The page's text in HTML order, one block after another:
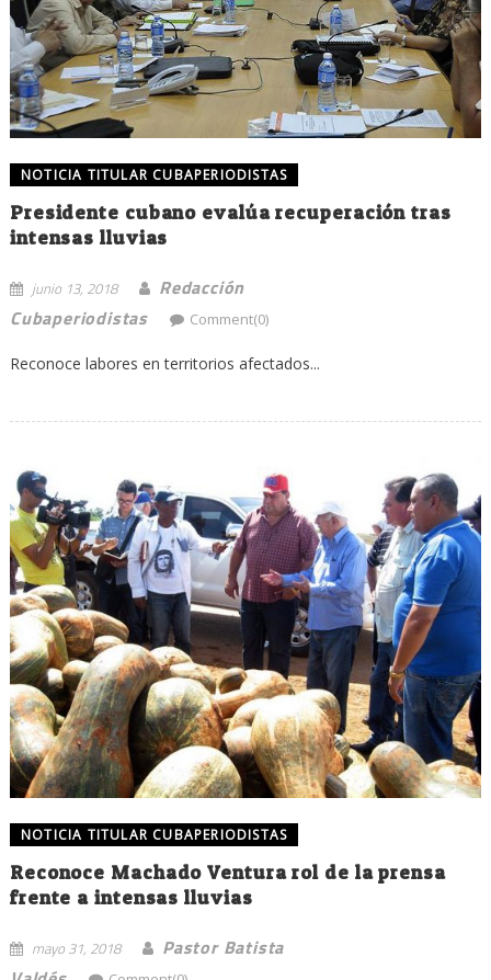
NOTICIA TITULAR CUBAPERIODISTAS
Presidente cubano evalúa recuperación tras
intensas lluvias
junio 13, 2018
Redacción
Cubaperiodistas
Comment(0)
Reconoce labores en territorios afectados...
NOTICIA TITULAR CUBAPERIODISTAS
Reconoce Machado Ventura rol de la prensa
frente a intensas lluvias
mayo 31, 2018
Pastor Batista